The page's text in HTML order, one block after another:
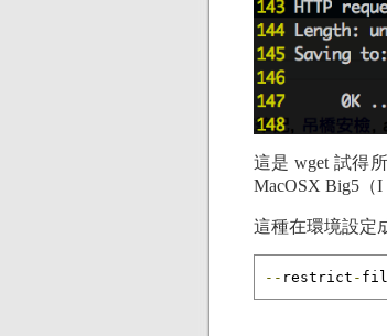
這是 wget 試得
MacOSX Big5（I
這種在環境設定
-- restrict -